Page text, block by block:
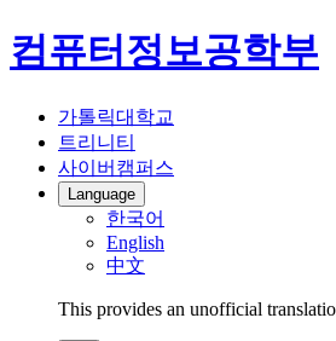
컴퓨터정보공학부
가톨릭대학교
트리니티
사이버캠퍼스
Language
한국어
English
中文
This provides an unofficial